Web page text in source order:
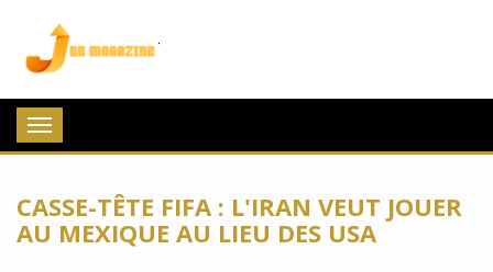
Toggle
navigation
CASSE-TÊTE FIFA : L'IRAN VEUT JOUER
AU MEXIQUE AU LIEU DES USA